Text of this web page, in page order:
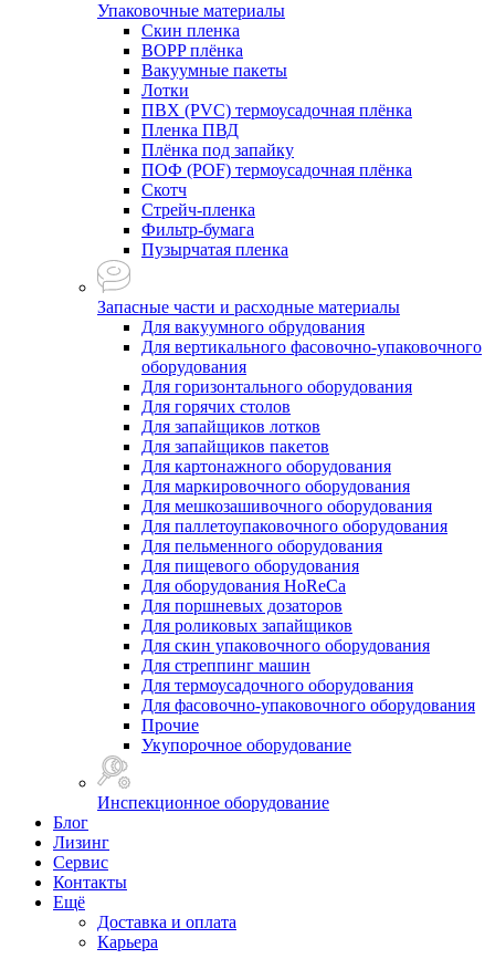
Упаковочные материалы
Скин пленка
BOPP плёнка
Вакуумные пакеты
Лотки
ПВХ (PVC) термоусадочная плёнка
Пленка ПВД
Плёнка под запайку
ПОФ (POF) термоусадочная плёнка
Скотч
Стрейч-пленка
Фильтр-бумага
Пузырчатая пленка
Запасные части и расходные материалы
Для вакуумного обрудования
Для вертикального фасовочно-упаковочного
оборудования
Для горизонтального оборудования
Для горячих столов
Для запайщиков лотков
Для запайщиков пакетов
Для картонажного оборудования
Для маркировочного оборудования
Для мешкозашивочного оборудования
Для паллетоупаковочного оборудования
Для пельменного оборудования
Для пищевого оборудования
Для оборудования HoReCa
Для поршневых дозаторов
Для роликовых запайщиков
Для скин упаковочного оборудования
Для стреппинг машин
Для термоусадочного оборудования
Для фасовочно-упаковочного оборудования
Прочие
Укупорочное оборудование
Инспекционное оборудование
Блог
Лизинг
Сервис
Контакты
Ещё
Доставка и оплата
Карьера